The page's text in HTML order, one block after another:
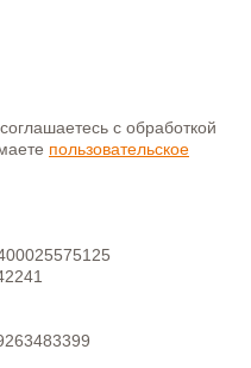
с обработкой
пользовательское